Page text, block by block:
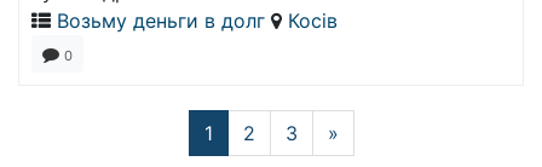
Возьму деньги в долг
Косів
0
1 2 3 »